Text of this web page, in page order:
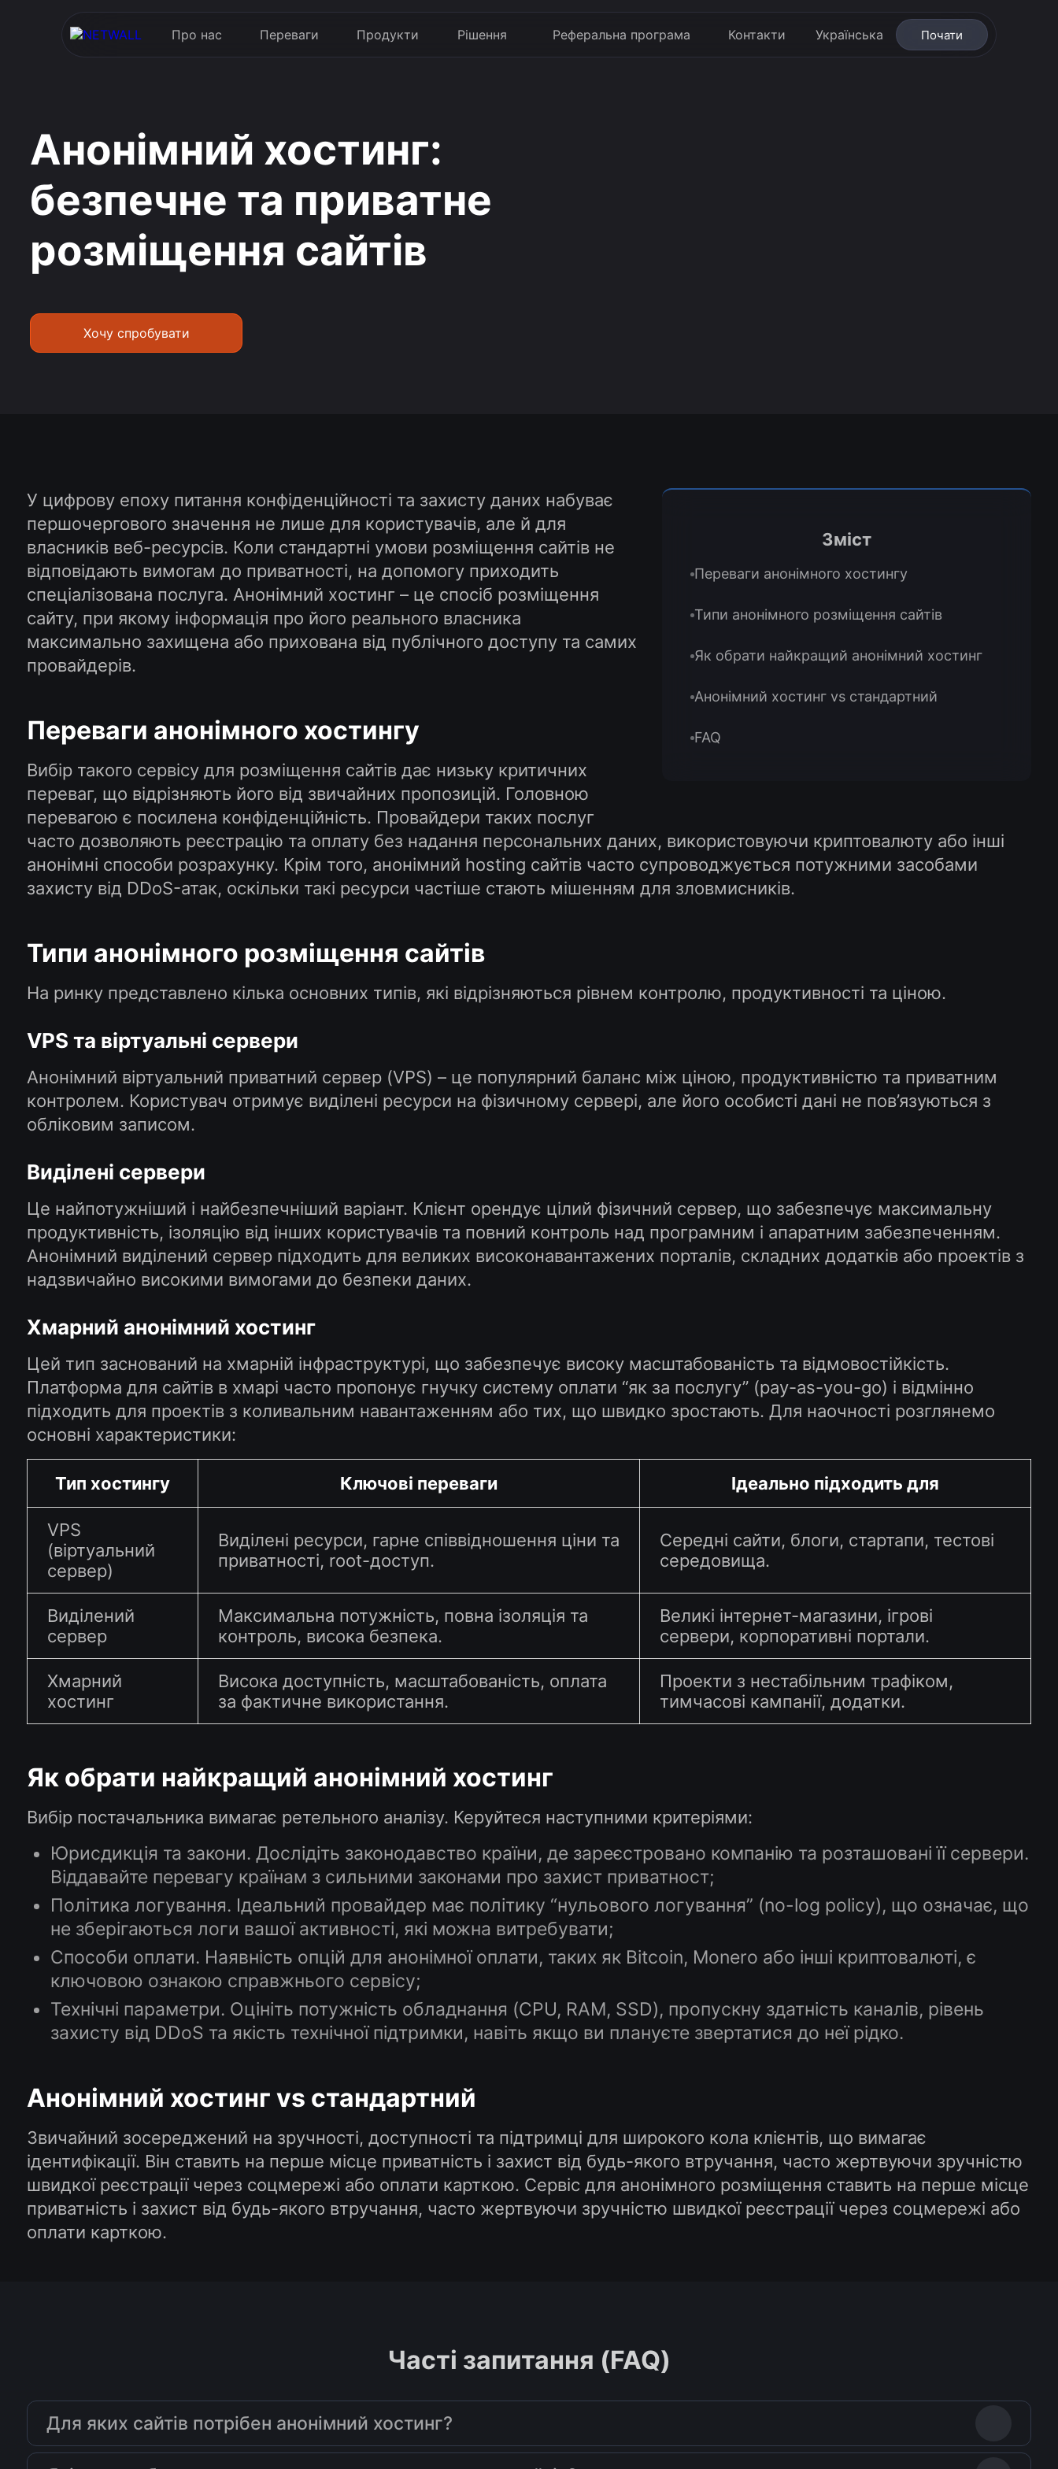
Про нас Переваги Продукти Рішення Реферальна програма Контакти Українська Почати
Анонімний хостинг:
безпечне та приватне
розміщення сайтів
Хочу спробувати
Зміст
Переваги анонімного хостингу
Типи анонімного розміщення сайтів
Як обрати найкращий анонімний хостинг
Анонімний хостинг vs стандартний
FAQ
У цифрову епоху питання конфіденційності та захисту даних набуває
першочергового значення не лише для користувачів, але й для
власників веб-ресурсів. Коли стандартні умови розміщення сайтів не
відповідають вимогам до приватності, на допомогу приходить
спеціалізована послуга. Анонімний хостинг – це спосіб розміщення
сайту, при якому інформація про його реального власника
максимально захищена або прихована від публічного доступу та самих
провайдерів.
Переваги анонімного хостингу
Вибір такого сервісу для розміщення сайтів дає низьку критичних
переваг, що відрізняють його від звичайних пропозицій. Головною
перевагою є посилена конфіденційність. Провайдери таких послуг
часто дозволяють реєстрацію та оплату без надання персональних даних, використовуючи криптовалюту або інші
анонімні способи розрахунку. Крім того, анонімний hosting сайтів часто супроводжується потужними засобами
захисту від DDoS-атак, оскільки такі ресурси частіше стають мішенням для зловмисників.
Типи анонімного розміщення сайтів
На ринку представлено кілька основних типів, які відрізняються рівнем контролю, продуктивності та ціною.
VPS та віртуальні сервери
Анонімний віртуальний приватний сервер (VPS) – це популярний баланс між ціною, продуктивністю та приватним
контролем. Користувач отримує виділені ресурси на фізичному сервері, але його особисті дані не пов’язуються з
обліковим записом.
Виділені сервери
Це найпотужніший і найбезпечніший варіант. Клієнт орендує цілий фізичний сервер, що забезпечує максимальну
продуктивність, ізоляцію від інших користувачів та повний контроль над програмним і апаратним забезпеченням.
Анонімний виділений сервер підходить для великих високонавантажених порталів, складних додатків або проектів з
надзвичайно високими вимогами до безпеки даних.
Хмарний анонімний хостинг
Цей тип заснований на хмарній інфраструктурі, що забезпечує високу масштабованість та відмовостійкість.
Платформа для сайтів в хмарі часто пропонує гнучку систему оплати “як за послугу” (pay-as-you-go) і відмінно
підходить для проектів з коливальним навантаженням або тих, що швидко зростають. Для наочності розглянемо
основні характеристики:
Тип хостингу Ключові переваги Ідеально підходить для
VPS
(віртуальний
сервер)
Виділені ресурси, гарне співвідношення ціни та
приватності, root-доступ.
Середні сайти, блоги, стартапи, тестові
середовища.
Виділений
сервер
Максимальна потужність, повна ізоляція та
контроль, висока безпека.
Великі інтернет-магазини, ігрові
сервери, корпоративні портали.
Хмарний
хостинг
Висока доступність, масштабованість, оплата
за фактичне використання.
Проекти з нестабільним трафіком,
тимчасові кампанії, додатки.
Як обрати найкращий анонімний хостинг
Вибір постачальника вимагає ретельного аналізу. Керуйтеся наступними критеріями:
Юрисдикція та закони. Дослідіть законодавство країни, де зареєстровано компанію та розташовані її сервери.
Віддавайте перевагу країнам з сильними законами про захист приватност;
Політика логування. Ідеальний провайдер має політику “нульового логування” (no-log policy), що означає, що
не зберігаються логи вашої активності, які можна витребувати;
Способи оплати. Наявність опцій для анонімної оплати, таких як Bitcoin, Monero або інші криптовалюті, є
ключовою ознакою справжнього сервісу;
Технічні параметри. Оцініть потужність обладнання (CPU, RAM, SSD), пропускну здатність каналів, рівень
захисту від DDoS та якість технічної підтримки, навіть якщо ви плануєте звертатися до неї рідко.
Анонімний хостинг vs стандартний
Звичайний зосереджений на зручності, доступності та підтримці для широкого кола клієнтів, що вимагає
ідентифікації. Він ставить на перше місце приватність і захист від будь-якого втручання, часто жертвуючи зручністю
швидкої реєстрації через соцмережі або оплати карткою. Сервіс для анонімного розміщення ставить на перше місце
приватність і захист від будь-якого втручання, часто жертвуючи зручністю швидкої реєстрації через соцмережі або
оплати карткою.
Часті запитання (FAQ)
Для яких сайтів потрібен анонімний хостинг?